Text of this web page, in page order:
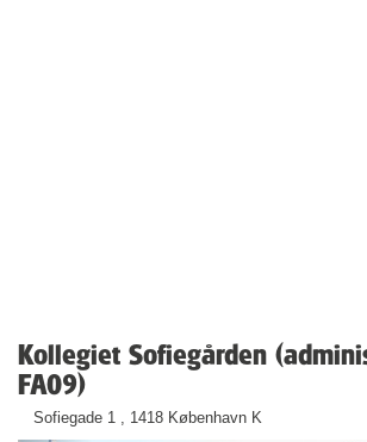
Kollegiet Sofiegården
FA09)
Sofiegade 1 , 1418 København K